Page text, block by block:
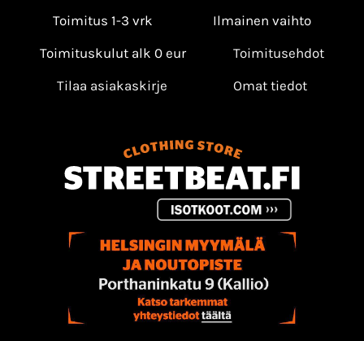
Toimitus 1-3 vrk
Ilmainen vaihto
Toimituskulut alk 0 eur
Toimitusehdot
Tilaa asiakaskirje
Omat tiedot